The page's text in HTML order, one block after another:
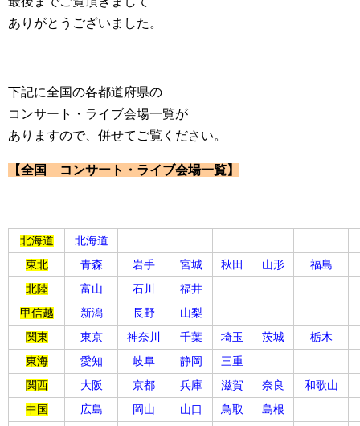
ありがとうございました。
下記に全国の各都道府県の
コンサート・ライブ会場一覧が
ありますので、併せてご覧ください。
【全国 コンサート・ライブ会場一覧】
北海道
北海道
東北
青森 岩手 宮城 秋田 山形
福島
北陸
富山 石川
福井
甲信越
新潟 長野
山梨
関東
東京 神奈川 千葉 埼玉 茨城
栃木
東海
愛知 岐阜 静岡
三重
関西
大阪 京都 兵庫 滋賀 奈良
和歌山
中国
広島 岡山 山口 鳥取
島根